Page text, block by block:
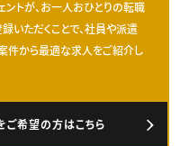
ントが、お一人おひとりの転職
いただくことで、社員や派遣
件から最適な求人をご紹介し
希望の方はこちら